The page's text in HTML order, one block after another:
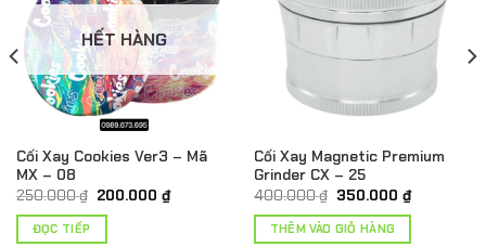
HẾT HÀNG
Cối Xay Cookies Ver3 – Mã
MX – 08
250.000₫ Giá
là:
200.000 ₫Giá
hiện
ĐỌC TIẾP
Cối Xay Magnetic Premium
Grinder CX – 25
400.000₫ Giá
là:
400.000 ₫.
350.000 ₫Giá
hiện
THÊM VÀO GIỎ HÀNG